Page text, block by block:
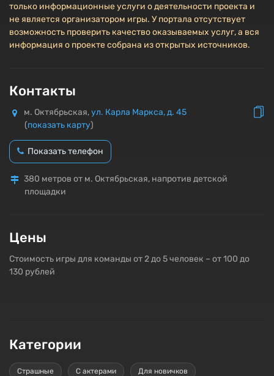
только информационные услуги о деятельности проекта и
не является организатором игры. У портала отсутствует
возможность проверить качество оказываемых услуг, а вся
информация о проекте собрана из открытых источников.
Контакты
м. Октябрьская,ул. Карла Маркса, д. 45
(показать карту)
Показать телефон
380 метров от м. Октябрьская, напротив детской
площадки
Цены
Стоимость игры для команды от 2 до 5 человек – от 100 до
130 рублей
Категории
Страшные С актерами Для новичков